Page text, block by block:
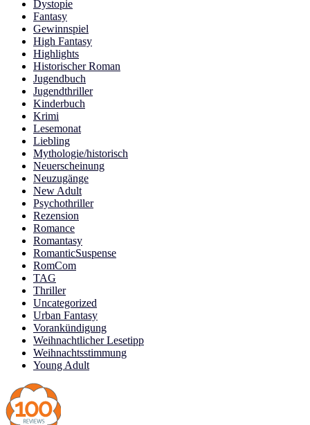
Dystopie
Fantasy
Gewinnspiel
High Fantasy
Highlights
Historischer Roman
Jugendbuch
Jugendthriller
Kinderbuch
Krimi
Lesemonat
Liebling
Mythologie/historisch
Neuerscheinung
Neuzugänge
New Adult
Psychothriller
Rezension
Romance
Romantasy
RomanticSuspense
RomCom
TAG
Thriller
Uncategorized
Urban Fantasy
Vorankündigung
Weihnachtlicher Lesetipp
Weihnachtsstimmung
Young Adult